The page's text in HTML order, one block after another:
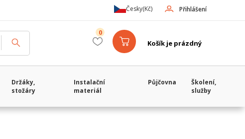
Přihlášení
Česky(Kč)
Košík je prázdný
0
Držáky,
stožáry
Instalační
materiál
Půjčovna
Školení,
služby